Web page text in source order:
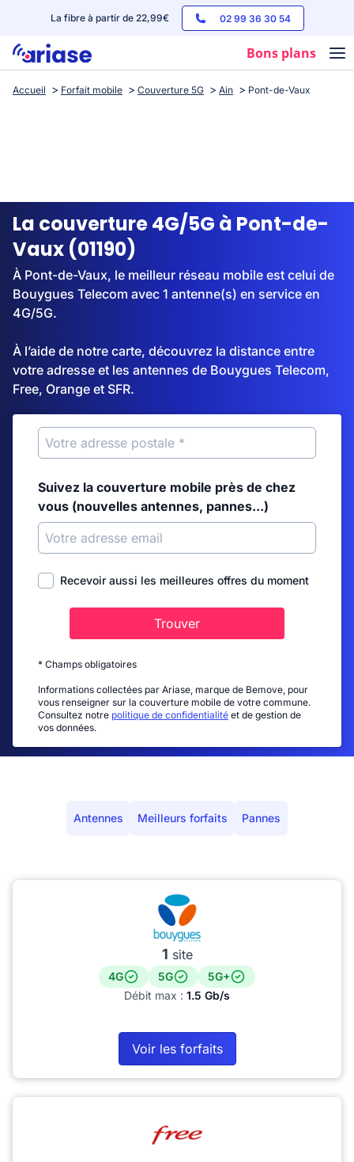
La fibre à partir de 22,99€ 02 99 36 30 54
Bons plans
Box internet
Streaming
Accueil Forfait mobile Couverture 5G Ain Pont-de-Vaux
La couverture 4G/5G à Pont-de-
Vaux (01190)
À Pont-de-Vaux, le meilleur réseau mobile est celui de
Bouygues Telecom avec 1 antenne(s) en service en
4G/5G.
À l’aide de notre carte, découvrez la distance entre
votre adresse et les antennes de Bouygues Telecom,
Free, Orange et SFR.
Suivez la couverture mobile près de chez
vous (nouvelles antennes, pannes...)
Recevoir aussi les meilleures offres du moment
Trouver
* Champs obligatoires
Informations collectées par Ariase, marque de Bemove, pour
vous renseigner sur la couverture mobile de votre commune.
Consultez notre politique de confidentialité et de gestion de
vos données.
Antennes Meilleurs forfaits Pannes
1 site
4G 5G
5G+
Débit max : 1.5 Gb/s
Voir les forfaits